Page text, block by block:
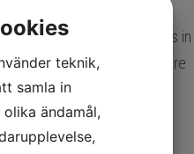
in exquisite Chandelier
sizes for stunning displays in
settings alike. Bola Sphere
globes!
teknik,
samla in
ändamål,